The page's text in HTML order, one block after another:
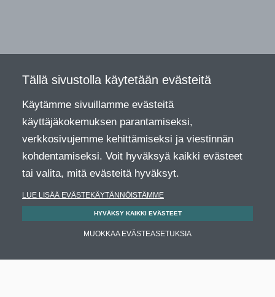
Tällä sivustolla käytetään evästeitä
Käytämme sivuillamme evästeitä
käyttäjäkokemuksen parantamiseksi,
verkkosivujemme kehittämiseksi ja viestinnän
kohdentamiseksi. Voit hyväksyä kaikki evästeet
tai valita, mitä evästeitä hyväksyt.
LUE LISÄÄ EVÄSTEKÄYTÄNNÖISTÄMME
HYVÄKSY KAIKKI EVÄSTEET
MUOKKAA EVÄSTEASETUKSIA